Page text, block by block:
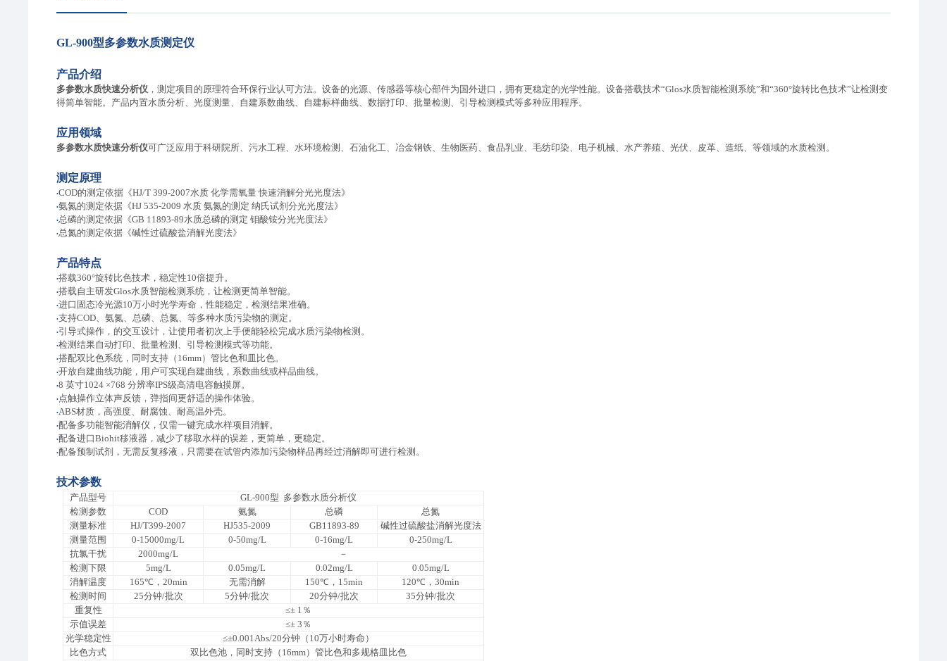
GL-900型多参数水质测定仪
产品介绍
多参数水质快速分析仪 ，测定项目的原理符合环保行业认可方法。设备的光源、传感器等核心部件为国外进口 ， 拥有更稳定的光学性能。设备搭载技术“Glos水质智能检测系统”和“360°旋转比色技术”让检测变
得简单智能。产品内置水质分析、光度测量、自建系数曲线、 自建标样曲线、数据打印、批量检测、引导检测模式等多种应用程序。
应用领域
多参数水质快速分析仪 可广泛应用于科研院所、污水工程、水环境检测、石油化工、冶金钢铁、生物医药、食品乳业、毛纺印染、电子机械、水产养殖、光伏、皮革、造纸、等领域的水质检测。
测定原理
•COD的测定依据 《HJ/T 399-2007水质 化学需氧量 快速消解分光光度法》
•氨氮的测定依据 《HJ 535-2009 水质 氨氮的测定 纳氏试剂分光光度法》
•总磷的测定依据 《GB 11893-89水质总磷的测定 钼酸铵分光光度法》
•总氮的测定依据 《碱性过硫酸盐消解光度法》
产品特点
•搭载360°旋转比色技术，稳定性10倍提升。
•搭载自主研发Glos水质智能检测系统，让检测更简单智能。
•进口固态冷光源10万小时光学寿命，性能稳定，检测结果准确。
•支持COD、氨氮、总磷、总氮、等多种水质污染物的测定。
•引导式操作， 的交互设计，让使用者初次上手便能轻松完成水质污染物检测。
•检测结果自动打印、批量检测、引导检测模式等功能。
•搭配双比色系统，同时支持（16mm）管比色和皿比色。
•开放自建曲线功能，用户可实现自建曲线，系数曲线或样品曲线。
•8 英寸1024 ×768 分辨率IPS级高清电容触摸屏。
•点触操作立体声反馈，弹指间更舒适的操作体验。
•ABS材质，高强度、耐腐蚀、耐高温外壳。
•配备多功能智能消解仪，仅需一键完成水样项目消解。
•配备进口Biohit移液器，减少了移取水样的误差，更简单，更稳定。
•配备预制试剂，无需反复移液，只需要在试管内添加污染物样品再经过消解即可进行检测。
技术参数
产品型号
GL-900型 多参数水质分析仪
检测参数
COD 氨氮 总磷
总氮
测量标准
HJ/T399-2007 HJ535-2009 GB11893-89
碱性过硫酸盐消解光度法
测量范围
0-15000mg/L 0-50mg/L 0-16mg/L
0-250mg/L
抗氯干扰
2000mg/L
－
检测下限
5mg/L 0.05mg/L 0.02mg/L
0.05mg/L
消解温度
165℃，20min 无需消解 150℃，15min
120℃，30min
检测时间
25分钟/批次 5分钟/批次 20分钟/批次
35分钟/批次
重复性
≤± 1％
示值误差
≤± 3％
光学稳定性
≤±0.001Abs/20分钟（10万小时寿命）
比色方式
双比色池，同时支持（16mm）管比色和多规格皿比色